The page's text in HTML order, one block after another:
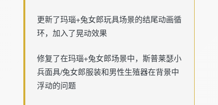
更新了玛瑙+兔女郎玩具场景的结尾动画循
环，加入了晃动效果
修复了在玛瑙+兔女郎场景中，斯普莱瑟小
兵面具/兔女郎服装和男性生殖器在背景中
浮动的问题